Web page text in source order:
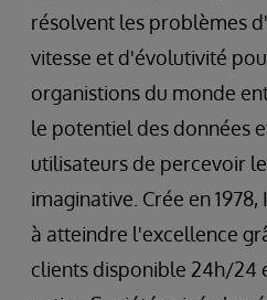
résolvent les problèmes
vitesse et d'évolutivité
organistions du monde
le potentiel des données
utilisateurs de percevoir
imaginative. Crée en
à atteindre l'excellence
clients disponible 24h/24